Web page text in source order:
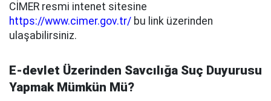
CİMER resmi intenet sitesine
https://www.cimer.gov.tr/ bu link üzerinden
ulaşabilirsiniz.
E-devlet Üzerinden Savcılığa Suç Duyurusu
Yapmak Mümkün Mü?